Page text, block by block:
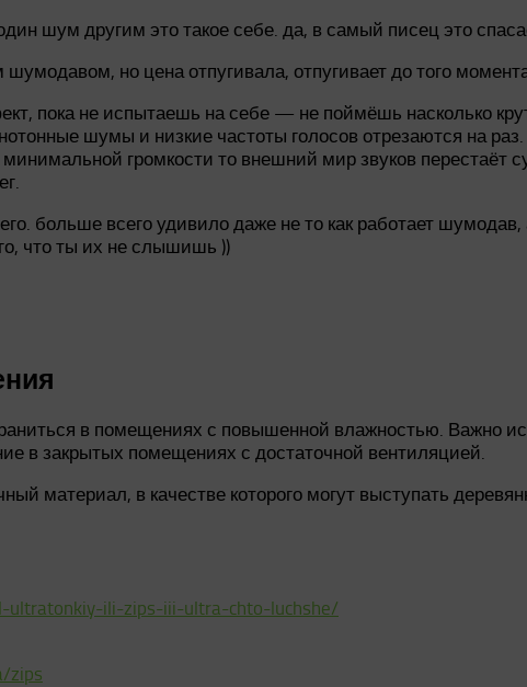
шум другим это такое себе. да, в самый писец это
но цена отпугивала, отпугивает до того
пока не испытаешь на себе — не поймёшь насколько
шумы и низкие частоты голосов отрезаются на
громкости то внешний мир звуков перестаёт
больше всего удивило даже не то как работает
что ты их не слышишь ))
в помещениях с повышенной влажностью. Важно
в закрытых помещениях с достаточной вентиляцией.
материал, в качестве которого могут выступать
ili-zips-iii-ultra-chto-luchshe/
zips